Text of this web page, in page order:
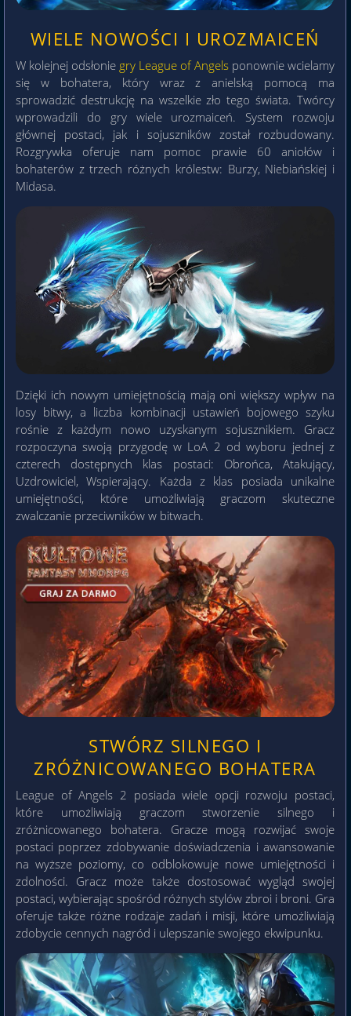
WIELE NOWOŚCI I UROZMAICEŃ
W kolejnej odsłonie gry League of Angels ponownie wcielamy
się w bohatera, który wraz z anielską pomocą ma
sprowadzić destrukcję na wszelkie zło tego świata. Twórcy
wprowadzili do gry wiele urozmaiceń. System rozwoju
głównej postaci, jak i sojuszników został rozbudowany.
Rozgrywka oferuje nam pomoc prawie 60 aniołów i
bohaterów z trzech różnych królestw: Burzy, Niebiańskiej i
Midasa.
Dzięki ich nowym umiejętnością mają oni większy wpływ na
losy bitwy, a liczba kombinacji ustawień bojowego szyku
rośnie z każdym nowo uzyskanym sojusznikiem. Gracz
rozpoczyna swoją przygodę w LoA 2 od wyboru jednej z
czterech dostępnych klas postaci: Obrońca, Atakujący,
Uzdrowiciel, Wspierający. Każda z klas posiada unikalne
umiejętności, które umożliwiają graczom skuteczne
zwalczanie przeciwników w bitwach.
STWÓRZ SILNEGO I
ZRÓŻNICOWANEGO BOHATERA
League of Angels 2 posiada wiele opcji rozwoju postaci,
które umożliwiają graczom stworzenie silnego i
zróżnicowanego bohatera. Gracze mogą rozwijać swoje
postaci poprzez zdobywanie doświadczenia i awansowanie
na wyższe poziomy, co odblokowuje nowe umiejętności i
zdolności. Gracz może także dostosować wygląd swojej
postaci, wybierając spośród różnych stylów zbroi i broni. Gra
oferuje także różne rodzaje zadań i misji, które umożliwiają
zdobycie cennych nagród i ulepszanie swojego ekwipunku.